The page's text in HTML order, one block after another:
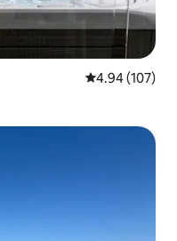
從 107 則評價
4.94 (107)